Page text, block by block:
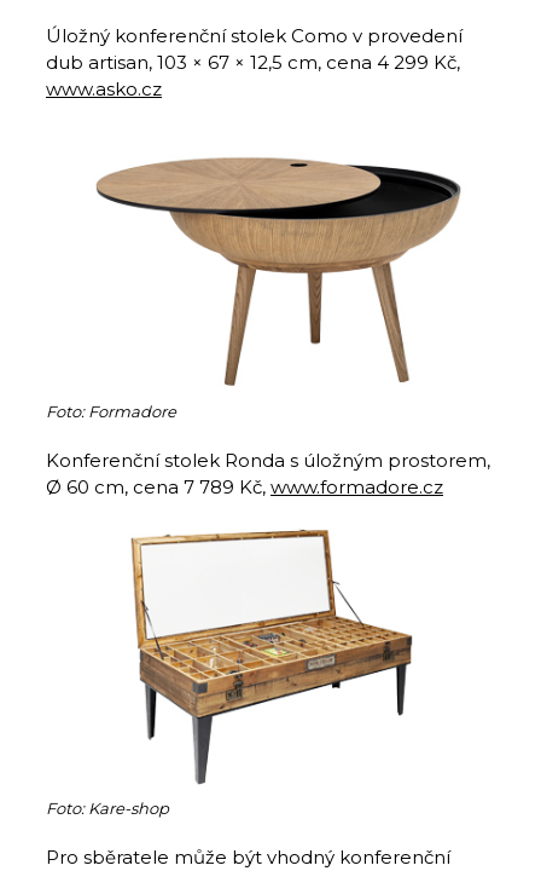
Úložný konferenční stolek Como v provedení
dub artisan, 103 × 67 × 12,5 cm, cena 4 299 Kč,
www.asko.cz
Foto: Formadore
Konferenční stolek Ronda s úložným prostorem,
Ø 60 cm, cena 7 789 Kč, www.formadore.cz
Foto: Kare-shop
Pro sběratele může být vhodný konferenční